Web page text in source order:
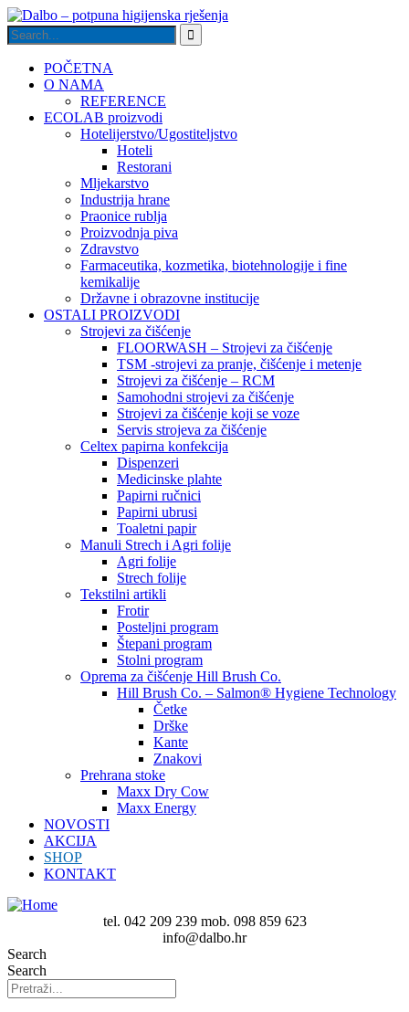
POČETNA
O NAMA
REFERENCE
ECOLAB proizvodi
Hotelijerstvo/Ugostiteljstvo
Hoteli
Restorani
Mljekarstvo
Industrija hrane
Praonice rublja
Proizvodnja piva
Zdravstvo
Farmaceutika, kozmetika, biotehnologije i fine
kemikalije
Državne i obrazovne institucije
OSTALI PROIZVODI
Strojevi za čišćenje
FLOORWASH – Strojevi za čišćenje
TSM -strojevi za pranje, čišćenje i metenje
Strojevi za čišćenje – RCM
Samohodni strojevi za čišćenje
Strojevi za čišćenje koji se voze
Servis strojeva za čišćenje
Celtex papirna konfekcija
Dispenzeri
Medicinske plahte
Papirni ručnici
Papirni ubrusi
Toaletni papir
Manuli Strech i Agri folije
Agri folije
Strech folije
Tekstilni artikli
Frotir
Posteljni program
Štepani program
Stolni program
Oprema za čišćenje Hill Brush Co.
Hill Brush Co. – Salmon® Hygiene Technology
Četke
Drške
Kante
Znakovi
Prehrana stoke
Maxx Dry Cow
Maxx Energy
NOVOSTI
AKCIJA
SHOP
KONTAKT
tel. 042 209 239 mob. 098 859 623
info@dalbo.hr
Search
Search